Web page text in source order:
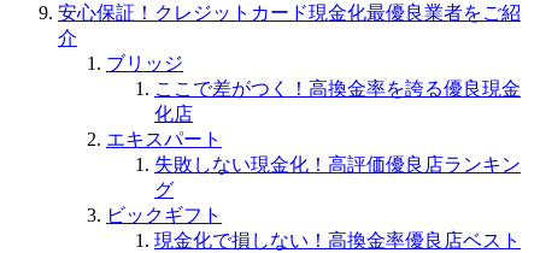
安心保証！クレジットカード現金化最優良業者をご紹
介
ブリッジ
ここで差がつく！高換金率を誇る優良現金
化店
エキスパート
失敗しない現金化！高評価優良店ランキン
グ
ビックギフト
現金化で損しない！高換金率優良店ベスト